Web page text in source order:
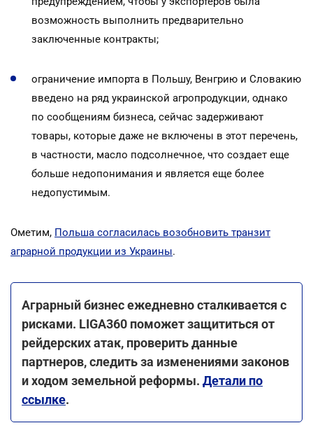
возможность выполнить предварительно
заключенные контракты;
ограничение импорта в Польшу, Венгрию и Словакию
введено на ряд украинской агропродукции, однако
по сообщениям бизнеса, сейчас задерживают
товары, которые даже не включены в этот перечень,
в частности, масло подсолнечное, что создает еще
больше недопонимания и является еще более
недопустимым.
Ометим, Польша согласилась возобновить транзит
аграрной продукции из Украины.
Аграрный бизнес ежедневно сталкивается с
рисками. LIGA360 поможет защититься от
рейдерских атак, проверить данные
партнеров, следить за изменениями законов
и ходом земельной реформы. Детали по
ссылке.